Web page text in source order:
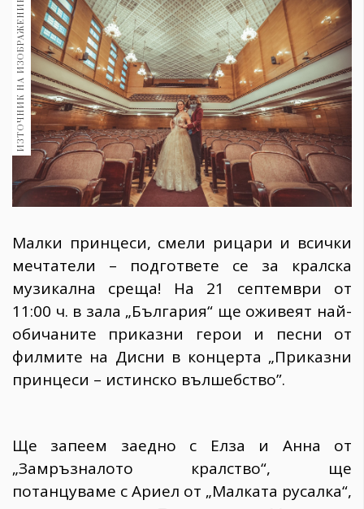
30+ 1970
Гурме 1710
Пътувай
237
Здраве 389
Gentlemen
Wellness
1817
ПОСЛЕДВАЙТЕ
НИ
ИЗТОЧНИК НА ИЗОБРАЖЕНИЕ:
Малки принцеси, смели рицари и всички
мечтатели – подгответе се за кралска
музикална среща! На 21 септември от
11:00 ч. в зала „България“ ще оживеят най-
обичаните приказни герои и песни от
филмите на Дисни в концерта „Приказни
принцеси – истинско вълшебство”.
Ще запеем заедно с Елза и Анна от
„Замръзналото кралство“, ще
потанцуваме с Ариел от „Малката русалка“,